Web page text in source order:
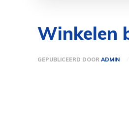
Winkelen
GEPUBLICEERD DOOR ADMIN